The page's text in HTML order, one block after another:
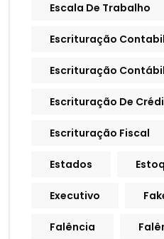
Escala De Trabalho
Escrituração Contabil
Escrituração Contábil
Escrituração De
Escrituração Fiscal
Estados
Executivo
Falência